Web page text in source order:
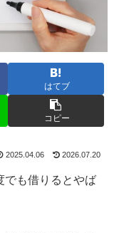
はてブ
コピー
2025.04.06 2026.07.20
でも借りるとやば